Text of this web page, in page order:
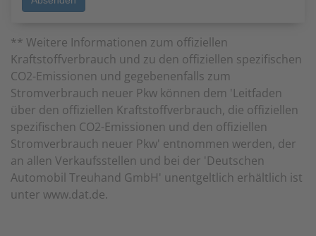
** Weitere Informationen zum offiziellen
Kraftstoffverbrauch und zu den offiziellen spezifischen
CO2-Emissionen und gegebenenfalls zum
Stromverbrauch neuer Pkw können dem 'Leitfaden
über den offiziellen Kraftstoffverbrauch, die offiziellen
spezifischen CO2-Emissionen und den offiziellen
Stromverbrauch neuer Pkw' entnommen werden, der
an allen Verkaufsstellen und bei der 'Deutschen
Automobil Treuhand GmbH' unentgeltlich erhältlich ist
unter www.dat.de.